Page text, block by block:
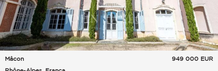
Mâcon
949 000 EUR